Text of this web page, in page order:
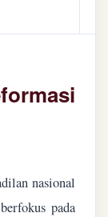
nasional
pada